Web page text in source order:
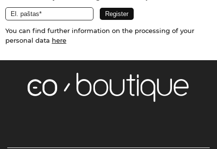
You can find further information on the processing of your
personal data here